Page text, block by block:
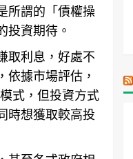
所謂的「債權操
投資期待。
取利息，好處不
據市場評估，
式，但投資方式
時想獲取較高投